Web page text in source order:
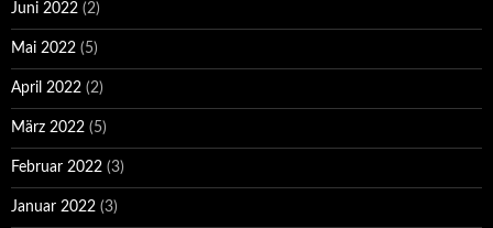
Juni 2022 (2)
Mai 2022 (5)
April 2022 (2)
März 2022 (5)
Februar 2022 (3)
Januar 2022 (3)